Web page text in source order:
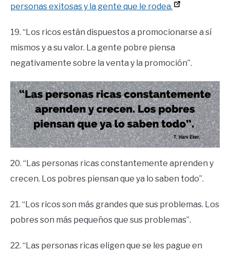
personas exitosas y la gente que le rodea.
19. “Los ricos están dispuestos a promocionarse a sí
mismos y a su valor. La gente pobre piensa
negativamente sobre la venta y la promoción”.
20. “Las personas ricas constantemente aprenden y
crecen. Los pobres piensan que ya lo saben todo”.
21. “Los ricos son más grandes que sus problemas. Los
pobres son más pequeños que sus problemas”.
22. “Las personas ricas eligen que se les pague en